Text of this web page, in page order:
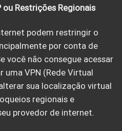
Restrições Regionais
podem restringir o
por conta de
você não consegue acessar
VPN (Rede Virtual
sua localização virtual
regionais e
provedor de internet.